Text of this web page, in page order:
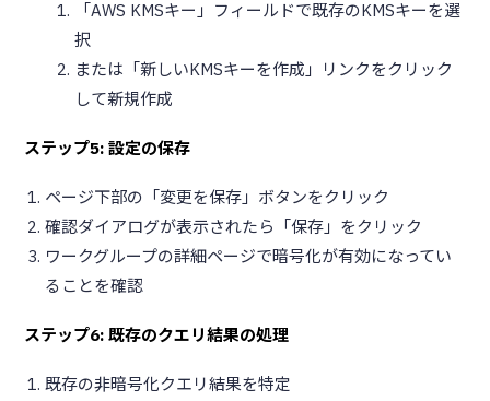
「AWS KMSキー」フィールドで既存のKMSキーを選
択
または「新しいKMSキーを作成」リンクをクリック
して新規作成
ステップ5: 設定の保存
ページ下部の「変更を保存」ボタンをクリック
確認ダイアログが表示されたら「保存」をクリック
ワークグループの詳細ページで暗号化が有効になってい
ることを確認
ステップ6: 既存のクエリ結果の処理
既存の非暗号化クエリ結果を特定